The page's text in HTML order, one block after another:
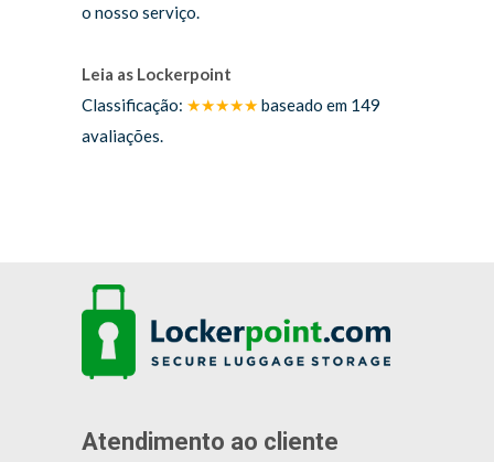
o nosso serviço.
Leia as Lockerpoint
Classificação: ★★★★★ baseado em 149
avaliações.
Atendimento ao cliente